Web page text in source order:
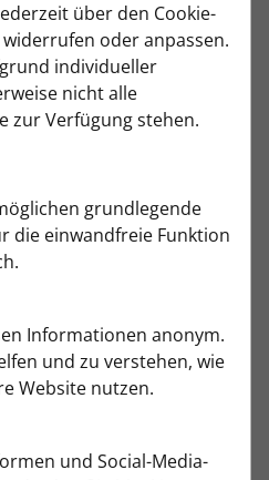
über den Cookie-
oder anpassen.
individueller
nicht alle
zur Verfügung stehen.
grundlegende
die einwandfreie Funktion
Informationen anonym.
und zu verstehen, wie
Website nutzen.
und Social-Media-
(Kunstrasen)